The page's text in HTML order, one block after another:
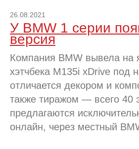
26.08.2021
У BMW 1 серии
версия
Компания BMW вывела на
хэтчбека M135i xDrive под
отличается декором и
также тиражом — всего 40
предлагаются
онлайн, через местный